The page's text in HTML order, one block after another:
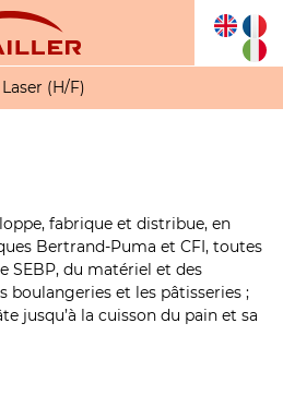
(H/F)
fabrique et distribue, en
Bertrand-Puma et CFI, toutes
SEBP, du matériel et des
boulangeries et les pâtisseries ;
jusqu’à la cuisson du pain et sa